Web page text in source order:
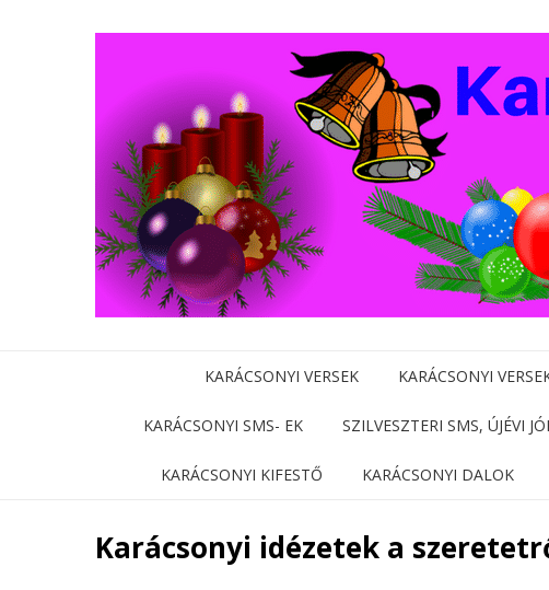
KARÁCSONYI VERSEK KARÁCSONYI
KARÁCSONYI SMS- EK SZILVESZTERI SMS, ÚJÉVI
KARÁCSONYI KIFESTŐ KARÁCSONYI DALOK
Karácsonyi idézetek a